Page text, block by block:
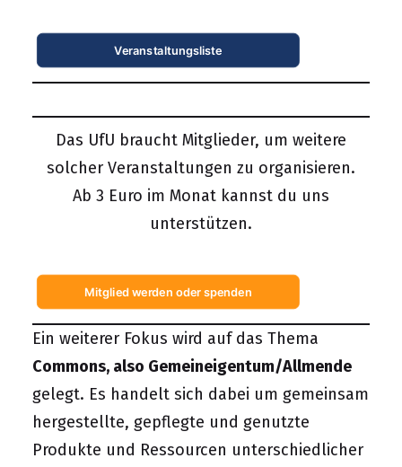
Veranstaltungsliste
Das UfU braucht Mitglieder, um weitere
solcher Veranstaltungen zu organisieren.
Ab 3 Euro im Monat kannst du uns
unterstützen.
Mitglied werden oder spenden
Ein weiterer Fokus wird auf das Thema
Commons, also Gemeineigentum/Allmende
gelegt. Es handelt sich dabei um gemeinsam
hergestellte, gepflegte und genutzte
Produkte und Ressourcen unterschiedlicher